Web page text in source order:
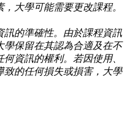
大學可能需要更改課程。
訊的準確性。由於課程資訊
學保留在其認為合適及在不
資訊的權利。若因使用、
的任何損失或損害，大學